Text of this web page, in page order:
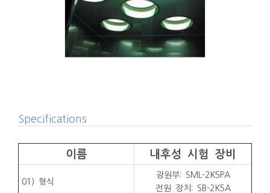
Specifications
이름 내후성 시험 장비
01) 형식
광원부: SML-2K5PA
전원 장치: SB-2K5A